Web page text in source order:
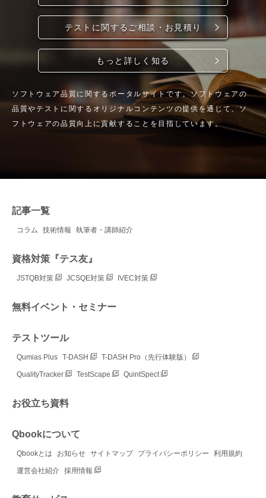
テストに関するご相談・お見積り
もっと詳しく知る
ソフトウェア品質に関するポータルサイトです。ソフトウェアの
品質やテストに関するオリジナルコンテンツの提供を通じて、ソ
フトウェアの品質向上に貢献することを目指しています。
記事一覧
コラム 技術情報 執筆者・講師紹介
資格対策『テス友』
JSTQB対策 JCSQE対策 IVEC対策
無料イベント・セミナー
テストツール
Qumias Plus T-DASH T-DASH Pro（先行体験版）
QualityTracker TestScape QuintSpect
お役立ち資料
Qbookについて
Qbookとは お知らせ サイトマップ プライバシーポリシー 利用規約
運営会社紹介 採用情報